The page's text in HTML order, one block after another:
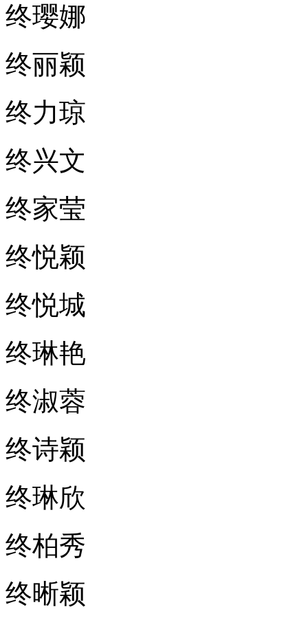
终璎娜
终丽颖
终力琼
终兴文
终家莹
终悦颖
终悦城
终琳艳
终淑蓉
终诗颖
终琳欣
终柏秀
终晰颖